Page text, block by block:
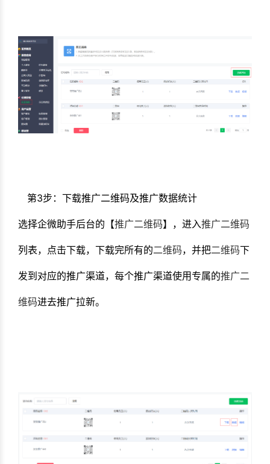
第3步：下载推广二维码及推广数据统计
选择企微助手后台的【推广二维码】，进入推广二维码
列表，点击下载，下载完所有的二维码，并把二维码下
发到对应的推广渠道，每个推广渠道使用专属的推广二
维码进去推广拉新。